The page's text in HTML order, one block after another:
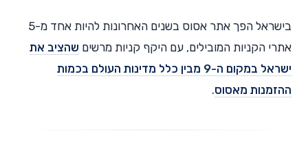
בישראל הפך אתר אסוס בשנים האחרונות להיות אחד מ-5
אתרי הקניות המובילים, עם היקף קניות מרשים שהציב את
ישראל במקום ה-9 מבין כלל מדינות העולם בכמות
ההזמנות מאסוס.